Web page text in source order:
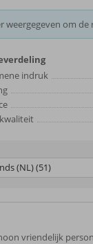
om
indruk
(NL) (51)
vriendelijk